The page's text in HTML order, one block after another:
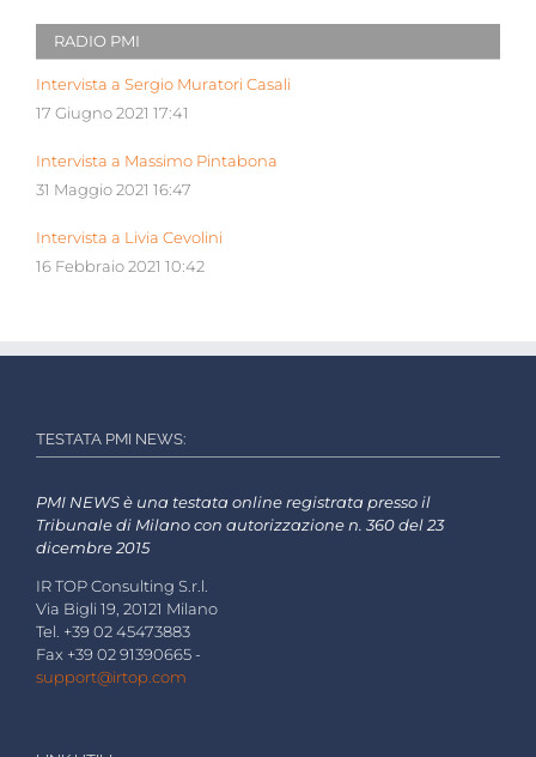
RADIO PMI
Intervista a Sergio Muratori Casali
17 Giugno 2021 17:41
Intervista a Massimo Pintabona
31 Maggio 2021 16:47
Intervista a Livia Cevolini
16 Febbraio 2021 10:42
TESTATA PMI NEWS:
PMI NEWS è una testata online registrata presso il
Tribunale di Milano con autorizzazione n. 360 del 23
dicembre 2015
IR TOP Consulting S.r.l.
Via Bigli 19, 20121 Milano
Tel. +39 02 45473883
Fax +39 02 91390665 -
support@irtop.com